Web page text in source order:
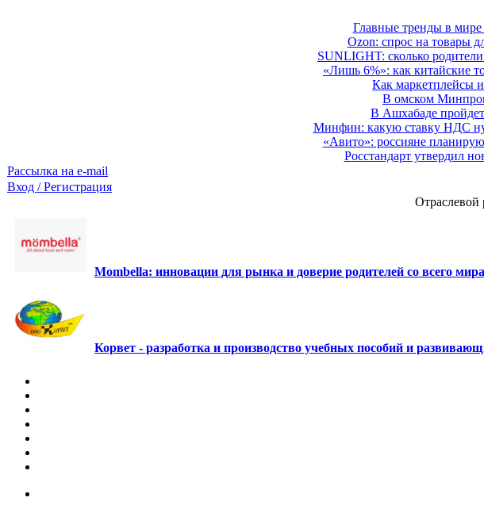
Главные тренды в
Ozon: спрос на товары
SUNLIGHT: сколько
«Лишь 6%»: как китайские
Как маркетплейсы
В омском
В Ашхабаде
Минфин: какую ставку НДС
«Авито»: россияне
Росстандарт утвердил
Рассылка на e-mail
Вход / Регистрация
Отраслевой
Mombella: инновации для рынка и доверие родителей со всего мира
Корвет - разработка и производство учебных пособий и